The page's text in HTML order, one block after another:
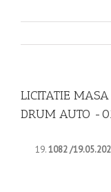
LICITATIE
DRUM AUTO -
1082 /